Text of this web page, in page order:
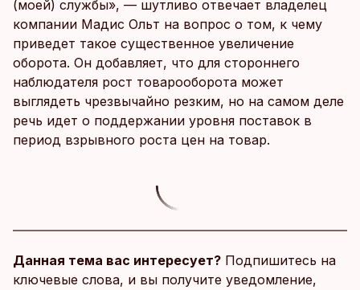
(моей) службы», — шутливо отвечает владелец
компании Мадис Ольт на вопрос о том, к чему
приведет такое существенное увеличение
оборота. Он добавляет, что для стороннего
наблюдателя рост товарооборота может
выглядеть чрезвычайно резким, но на самом деле
речь идет о поддержании уровня поставок в
период взрывного роста цен на товар.
Данная тема вас интересует? Подпишитесь на
ключевые слова, и вы получите уведомление,